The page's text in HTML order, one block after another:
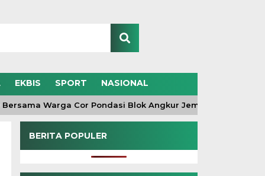
EKBIS SPORT NASIONAL
Warga Cor Pondasi Blok Angkur Jembatan Gantung di
BERITA POPULER